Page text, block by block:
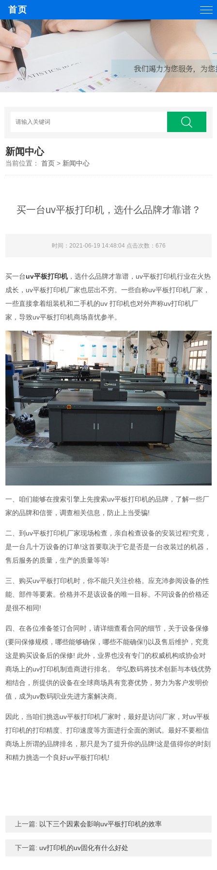
首页
新闻中心
当前位置：首页 > 新闻中心
买一台uv平板打印机，选什么品牌才靠谱？
时间：2021-06-19 14:48:04 点击次数： 676
买一台uv平板打印机，选什么品牌才靠谱，uv平板打印机行业在火热
成长，uv平板打印机厂家也层出不穷。一些自称uv平板打印机厂家，
一些直接拿着组装机和二手机的uv 打印机也对外声称uv打印机厂
家，导致uv平板打印机商场喜忧参半。
一、咱们能够在搜索引擎上先搜索uv平板打印机的品牌，了解一些厂
家的品牌和信誉，调查相关信息，防止上当受骗!
二、到uv平板打印机厂家现场检查，亲自检查设备的安装过程!究竟，
是一台几十万设备的订单!这首要取决于它是否是一台改装过的机器，
售后服务的质量，生产的质量等等!
三、购买uv平板打印机时，你不能只关注价格。应充沛参阅设备的性
能、部件等要素。价格并不是该设备的唯一目标。不同设备的价格还
是很不相同!
四、在各位准备签订合同时，请详细查看合同的细节，关于设备保修
(要问保修规模，哪些能够确保，哪些不能确保!)以及售后维护，究竟
这是购买设备后的保修! 此外，业界也没有专门的权威机构或协会对
商场上的uv打印机制造商进行排名。 华弘数码将技术创新与本钱优势
相结合，所提供的设备在全球商场具有竞赛优势，努力为客户发明价
值，成为uv数码职业先进方案解决商。
因此，当咱们挑选uv平板打印机厂家时，最好是访问厂家，对uv平板
打印机的打印精度、打印速度等方面进行全面的测试。最好不要相信
商场上所谓的品牌排名，那只是为了提升你的品牌!这是值得你的时刻
和精力挑选一个良好uv平板打印机!
上一篇: 以下三个因素会影响uv平板打印机的效率
下一篇: uv打印机的uv固化有什么好处